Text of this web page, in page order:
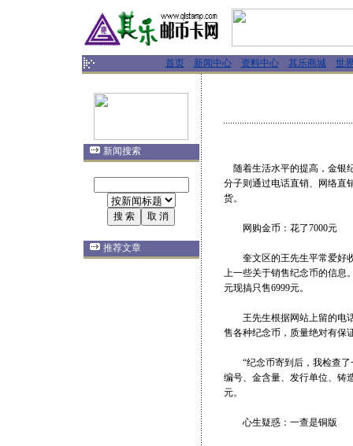
首页 新闻中心 资料中心 其乐商城 世
新闻搜索
推荐文章
随着生活水平的提高，金银
分子则通过电话直销、网络直
货。
网购金币：花了7000元
奎文区的王先生平常爱好收
上一些关于销售纪念币的信息
元现搞只售6999元。
王先生根据网站上留的电话
售各种纪念币，质量绝对有
“纪念币寄到后，我检查了
编号、金含量、发行单位、铸
元。
心生疑惑：一查是铜版